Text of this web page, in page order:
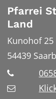
Pfarrei
Land
Kunohof 25
54439